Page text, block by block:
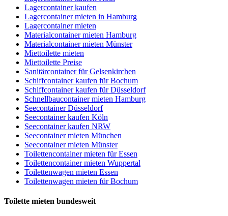
Lagercontainer kaufen
Lagercontainer mieten in Hamburg
Lagercontainer mieten
Materialcontainer mieten Hamburg
Materialcontainer mieten Münster
Miettoilette mieten
Miettoilette Preise
Sanitärcontainer für Gelsenkirchen
Schiffcontainer kaufen für Bochum
Schiffcontainer kaufen für Düsseldorf
Schnellbaucontainer mieten Hamburg
Seecontainer Düsseldorf
Seecontainer kaufen Köln
Seecontainer kaufen NRW
Seecontainer mieten München
Seecontainer mieten Münster
Toilettencontainer mieten für Essen
Toilettencontainer mieten Wuppertal
Toilettenwagen mieten Essen
Toilettenwagen mieten für Bochum
Toilette mieten bundesweit